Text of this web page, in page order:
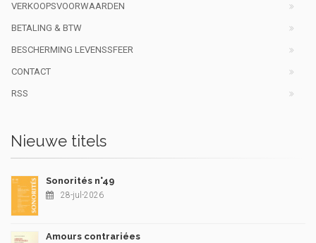
VERKOOPSVOORWAARDEN
BETALING & BTW
BESCHERMING LEVENSSFEER
CONTACT
RSS
Nieuwe titels
Sonorités n°49
28-jul-2026
Amours contrariées